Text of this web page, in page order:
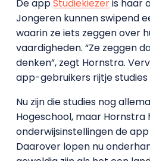
De appStudiekiezeris haar
Jongeren kunnen swipend
waarin ze iets zeggen over
vaardigheden. “Ze zeggen
denken”, zegt Hornstra.
app-gebruikers rijtje studies
Nu zijn die studies nog
Hogeschool, maar
onderwijsinstellingen de
Daarover lopen nu